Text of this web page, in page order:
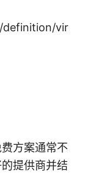
definition/vir
方案通常不
提供商并结